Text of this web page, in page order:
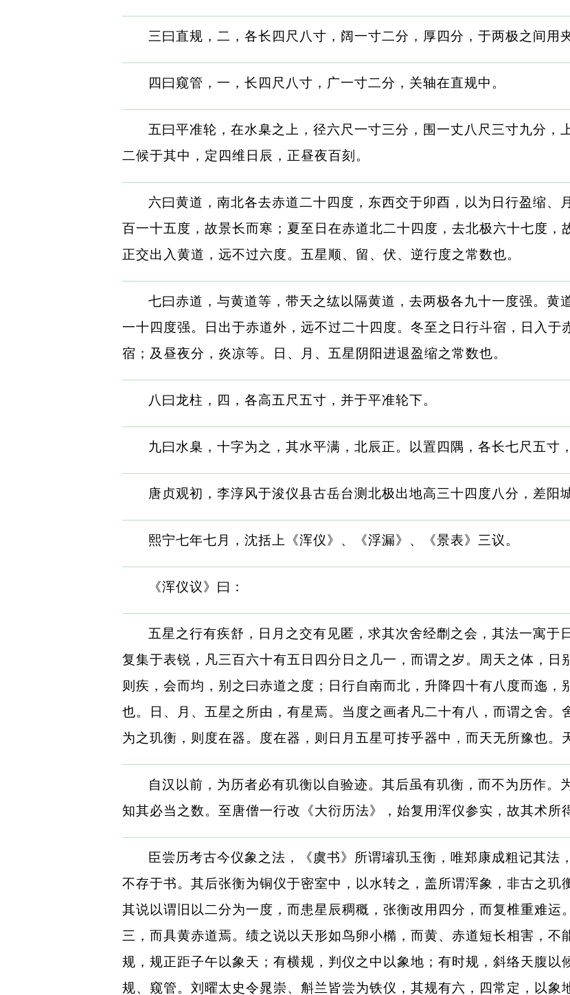
三曰直规，二，各长四尺八寸，阔一寸二分，厚四分，于两极之间用
四曰窥管，一，长四尺八寸，广一寸二分，关轴在直规中。
五曰平准轮，在水臬之上，径六尺一寸三分，围一丈八尺三寸九分，
二候于其中，定四维日辰，正昼夜百刻。
六曰黄道，南北各去赤道二十四度，东西交于卯酉，以为日行盈缩、
百一十五度，故景长而寒；夏至日在赤道北二十四度，去北极六十七度，
正交出入黄道，远不过六度。五星顺、留、伏、逆行度之常数也。
七曰赤道，与黄道等，带天之纮以隔黄道，去两极各九十一度强。黄
一十四度强。日出于赤道外，远不过二十四度。冬至之日行斗宿，日入于
宿；及昼夜分，炎凉等。日、月、五星阴阳进退盈缩之常数也。
八曰龙柱，四，各高五尺五寸，并于平准轮下。
九曰水臬，十字为之，其水平满，北辰正。以置四隅，各长七尺五寸
唐贞观初，李淳风于浚仪县古岳台测北极出地高三十四度八分，差阳
熙宁七年七月，沈括上《浑仪》、《浮漏》、《景表》三议。
《浑仪议》曰：
五星之行有疾舒，日月之交有见匿，求其次舍经劘之会，其法一寓于
复集于表锐，凡三百六十有五日四分日之几一，而谓之岁。周天之体，日
则疾，会而均，别之曰赤道之度；日行自南而北，升降四十有八度而迤，
也。日、月、五星之所由，有星焉。当度之画者凡二十有八，而谓之舍。
为之玑衡，则度在器。度在器，则日月五星可抟乎器中，而天无所豫也。
自汉以前，为历者必有玑衡以自验迹。其后虽有玑衡，而不为历作。
知其必当之数。至唐僧一行改《大衍历法》，始复用浑仪参实，故其术所
臣尝历考古今仪象之法，《虞书》所谓璿玑玉衡，唯郑康成粗记其法
不存于书。其后张衡为铜仪于密室中，以水转之，盖所谓浑象，非古之玑
其说以谓旧以二分为一度，而患星辰稠穊，张衡改用四分，而复椎重难运
三，而具黄赤道焉。绩之说以天形如鸟卵小橢，而黄、赤道短长相害，不
规，规正距子午以象天；有横规，判仪之中以象地；有时规，斜络天腹
规、窥管。刘曜太史令晁崇、斛兰皆尝为铁仪，其规有六，四常定，以象